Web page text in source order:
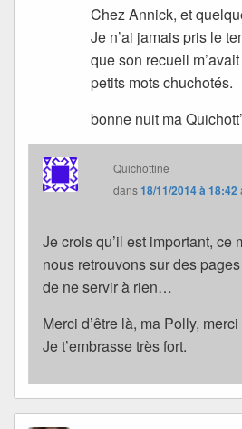
Chez Annick, et
Je n’ai jamais pris le
que son recueil
petits mots chuchotés.
bonne nuit ma Quichott’
Quichottine
dans18/11/2014 à 18:42
Je crois qu’il est important, ce
nous retrouvons sur des
de ne servir à rien…
Merci d’être là, ma Polly, merci
Je t’embrasse très fort.